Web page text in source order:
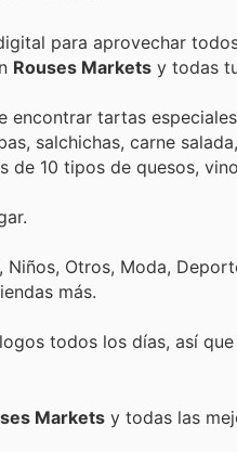
para aprovechar
Rouses Markets y todas
encontrar tartas
salchichas, carne
de 10 tipos de quesos,
Otros, Moda,
más.
todos los días, así
Markets y todas las